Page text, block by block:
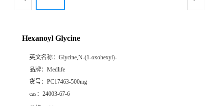
Hexanoyl Glycine
英文名称： Glycine,N-(1-oxohexyl)-
品牌： Medlife
货号： PC17463-500mg
cas： 24003-67-6